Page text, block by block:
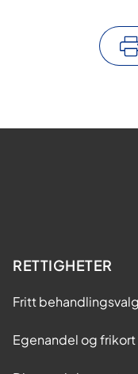
RETTIGHETER
Fritt behandlingsvalg
Egenandel og frikort